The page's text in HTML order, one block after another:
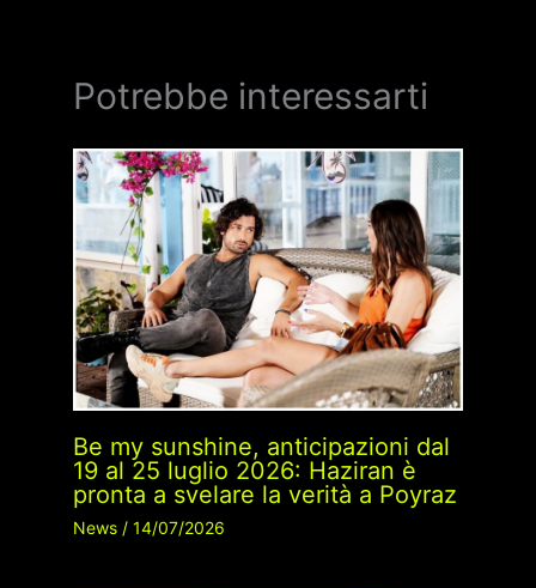
Potrebbe interessarti
Be my sunshine, anticipazioni dal
19 al 25 luglio 2026: Haziran è
pronta a svelare la verità a Poyraz
News/ 14/07/2026